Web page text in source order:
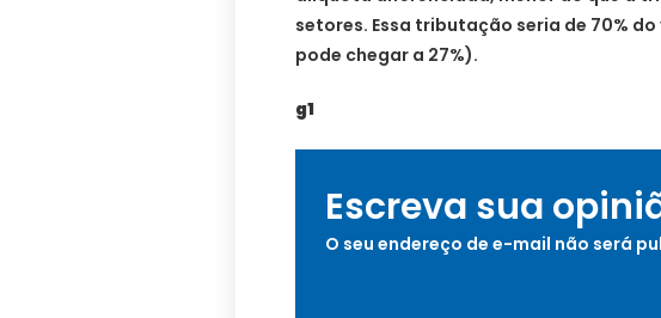
setores. Essa tributação seria de 70%
pode chegar a 27%).
g1
Escreva sua
O seu endereço de e-mail não será